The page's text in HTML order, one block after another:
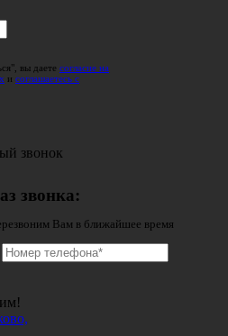
вы даете согласие на
и соглашаетесь с
звонок
звонка:
Вам в ближайшее время